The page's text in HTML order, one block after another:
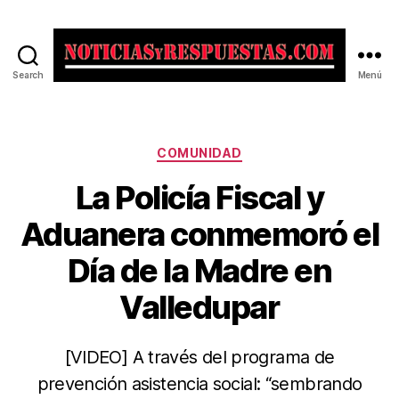
Search Menú
Categorías
COMUNIDAD
La Policía Fiscal y
Aduanera conmemoró el
Día de la Madre en
Valledupar
[VIDEO] A través del programa de
prevención asistencia social: “sembrando